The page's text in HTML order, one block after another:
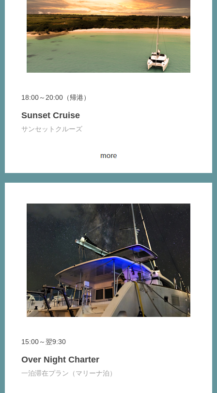
18:00～20:00（帰港）
Sunset Cruise
サンセットクルーズ
15:00～翌9:30
Over Night Charter
一泊滞在プラン（マリーナ泊）